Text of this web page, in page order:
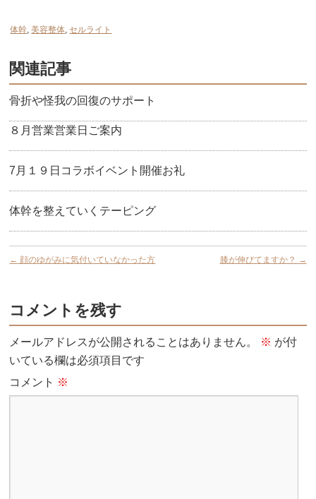
体幹,美容整体, セルライト
関連記事
骨折や怪我の回復のサポート
８月営業営業日ご案内
7月１９日コラボイベント開催お礼
体幹を整えていくテーピング
← 顔のゆがみに気付いていなかった方 膝が伸びてますか？ →
コメントを残す
メールアドレスが公開されることはありません。 ※ が付
いている欄は必須項目です
コメント ※